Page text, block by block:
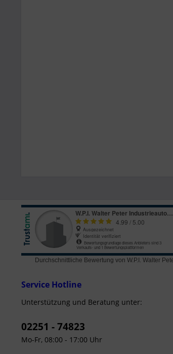
Durchschnittliche Bewertung von W.P.I. Walter
Service Hotline
Unterstützung und Beratung unter:
02251 - 74823
Mo-Fr, 08:00 - 17:00 Uhr